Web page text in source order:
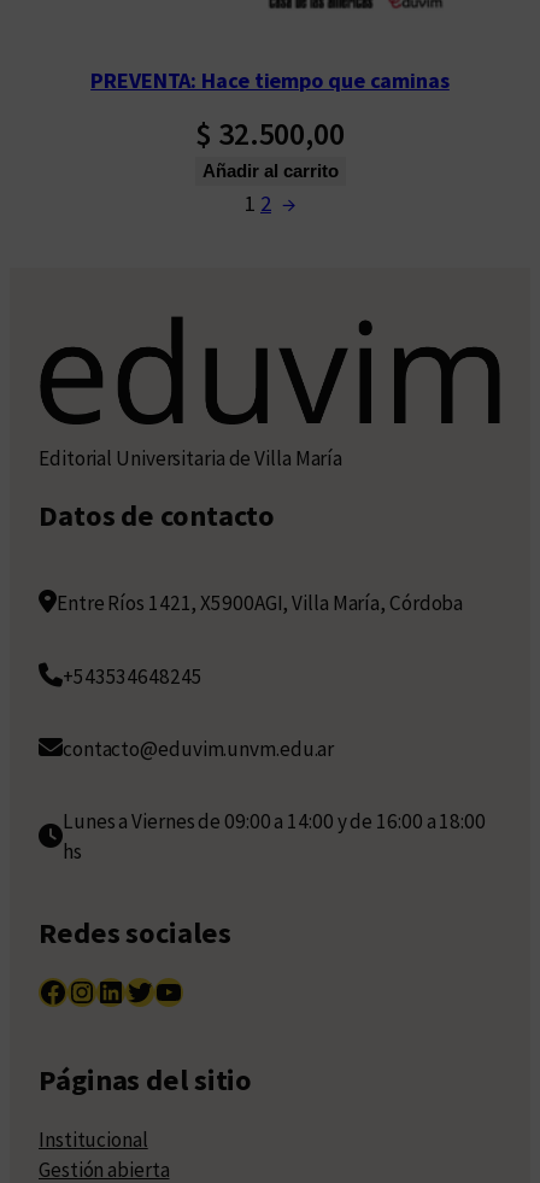
PREVENTA: Hace tiempo que caminas
$ 32.500,00
Añadir al carrito
1 2 →
Editorial Universitaria de Villa María
Datos de contacto
Entre Ríos 1421, X5900AGI, Villa María, Córdoba
+543534648245
contacto@eduvim.unvm.edu.ar
Lunes a Viernes de 09:00 a 14:00 y de 16:00 a 18:00
hs
Redes sociales
Facebook InstagramLinkedIn Twitter YouTube
Páginas del sitio
Institucional
Gestión abierta